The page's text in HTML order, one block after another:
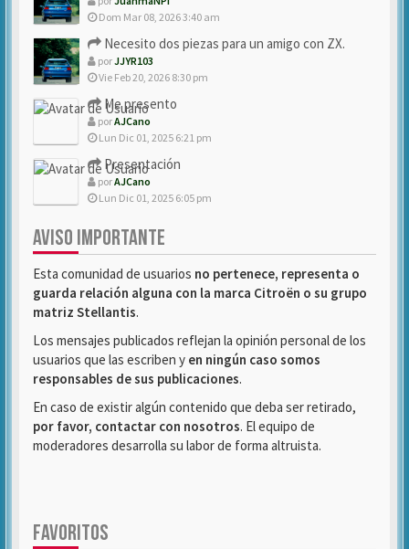
Dom Mar 08, 2026 3:40 am
Necesito dos piezas para un amigo con ZX.
porJJYR103
Vie Feb 20, 2026 8:30 pm
Me presento
porAJCano
Lun Dic 01, 2025 6:21 pm
Presentación
porAJCano
Lun Dic 01, 2025 6:05 pm
AVISO IMPORTANTE
Esta comunidad de usuarios no pertenece, representa o
guarda relación alguna con la marca Citroën o su grupo
matriz Stellantis.
Los mensajes publicados reflejan la opinión personal de los
usuarios que las escriben y en ningún caso somos
responsables de sus publicaciones.
En caso de existir algún contenido que deba ser retirado,
por favor, contactar con nosotros. El equipo de
moderadores desarrolla su labor de forma altruista.
FAVORITOS